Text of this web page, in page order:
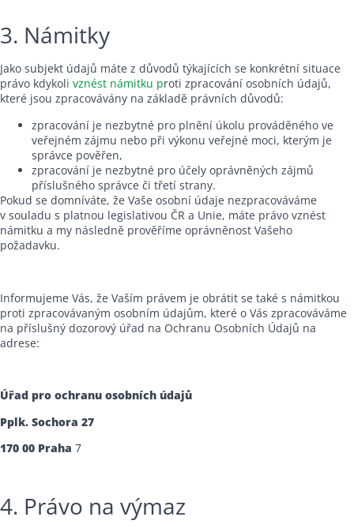
3. Námitky
Jako subjekt údajů máte z důvodů týkajících se konkrétní situace
právo kdykoli vznést námitku proti zpracování osobních údajů,
které jsou zpracovávány na základě právních důvodů:
zpracování je nezbytné pro plnění úkolu prováděného ve
veřejném zájmu nebo při výkonu veřejné moci, kterým je
správce pověřen,
zpracování je nezbytné pro účely oprávněných zájmů
příslušného správce či třetí strany.
Pokud se domníváte, že Vaše osobní údaje nezpracováváme
v souladu s platnou legislativou ČR a Unie, máte právo vznést
námitku a my následně prověříme oprávněnost Vašeho
požadavku.
Informujeme Vás, že Vaším právem je obrátit se také s námitkou
proti zpracovávaným osobním údajům, které o Vás zpracováváme
na příslušný dozorový úřad na Ochranu Osobních Údajů na
adrese:
Úřad pro ochranu osobních údajů
Pplk. Sochora 27
170 00 Praha 7
4. Právo na výmaz